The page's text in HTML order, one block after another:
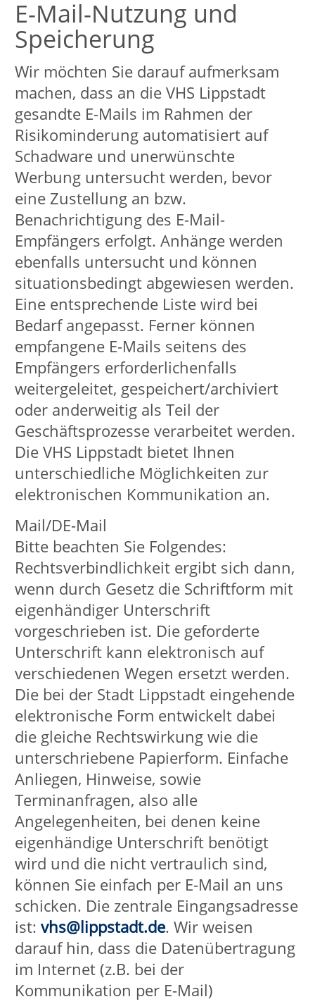
außerhalb der Plattformen zu schalten,
die mutmaßlich den Interessen der
Nutzer entsprechen. Zu diesen
Zwecken werden im Regelfall Cookies
auf den Rechnern der Nutzer
gespeichert, in denen das
Nutzungsverhalten und die Interessen
der Nutzer gespeichert werden. Ferner
können in den Nutzungsprofilen auch
Daten unabhängig der von den
Nutzern verwendeten Geräte
gespeichert werden (insbesondere
wenn die Nutzer Mitglieder der
jeweiligen Plattformen sind und bei
diesen eingeloggt sind). Auch auf diese
Verarbeitungen hat die VHS keinen
Einfluss.
Wir kommunizieren im Rahmen aller
unserer Präsenzen auf den
verschiedenen Social-Media-Kanälen
mit den dort aktiven Nutzenden, um
sie über Positionen und Leistungen zu
informieren, sowie Anregungen
aufnehmen zu können. Dazu
verarbeiten wir persönliche Daten aus
Kommentaren und persönlichen
Nachrichten. Sofern Daten gespeichert
werden, geschieht dies ausschließlich
zum Zweck der Kommunikation mit
den Nutzenden. Die Daten werden
gelöscht, sobald sie zur Erledigung des
Vorgangs nicht mehr benötigt werden.
Informationen zu den Social-Media-
Facebook, -Seiten, -Gruppen
(Facebook Ireland Ltd., 4 Grand Canal
Square, Grand Canal Harbour, Dublin
2, Irland) auf Grundlage einer
Vereinbarung über gemeinsame
Verarbeitung personenbezogener
Daten
Datenschutzerklärung:
www.facebook.com/about/privacy/
speziell für Seiten:
www.facebook.com/legal/terms/
Opt-Out:
www.facebook.com/settingsund
www.youronlinechoices.com
Wichtig: Facebook stellt
Seitenbetreibern über den Bereich
„Insights“ aggregierte, anonymisierte
Daten über die Nutzung der Seite zur
Verfügung. Wir haben als
Seitenbetreiber keine Möglichkeit und
auch nicht die Absicht, Einblick in
einzelne personenbezogen Daten zu
erhalten.
Instagram
(Instagram Inc., 1601 Willow Road,
Menlo Park, CA, 94025, USA)
Datenschutzerklärung/ Opt-Out: